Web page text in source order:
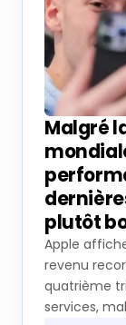
Malgré
plutôt
Apple
revenu
quatrième
services,